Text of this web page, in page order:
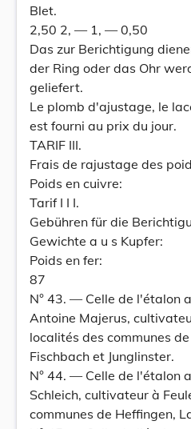
Blet.
2,50 2, — 1, — 0,50
Das zur Berichtigung
der Ring oder das Ohr
geliefert.
Le plomb d'ajustage, le
est fourni au prix du jour.
TARIF III.
Frais de rajustage des
Poids en cuivre:
Tarif I I I.
Gebühren für die
Gewichte a u s Kupfer:
Poids en fer:
87
N° 43. — Celle de l'étalon
Antoine Majerus,
localités des communes
Fischbach et Junglinster.
N° 44. — Celle de l'étalon
Schleich, cultivateur à
communes de Heffingen,